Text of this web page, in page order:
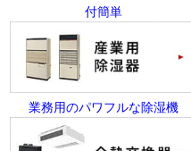
付簡単
業務用のパワフルな除湿機